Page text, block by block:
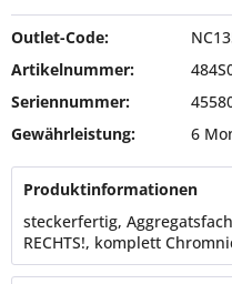
Outlet-Code:
Artikelnummer:
Seriennummer:
Gewährleistung:
6
Produktinformationen
steckerfertig,
RECHTS!, komplett